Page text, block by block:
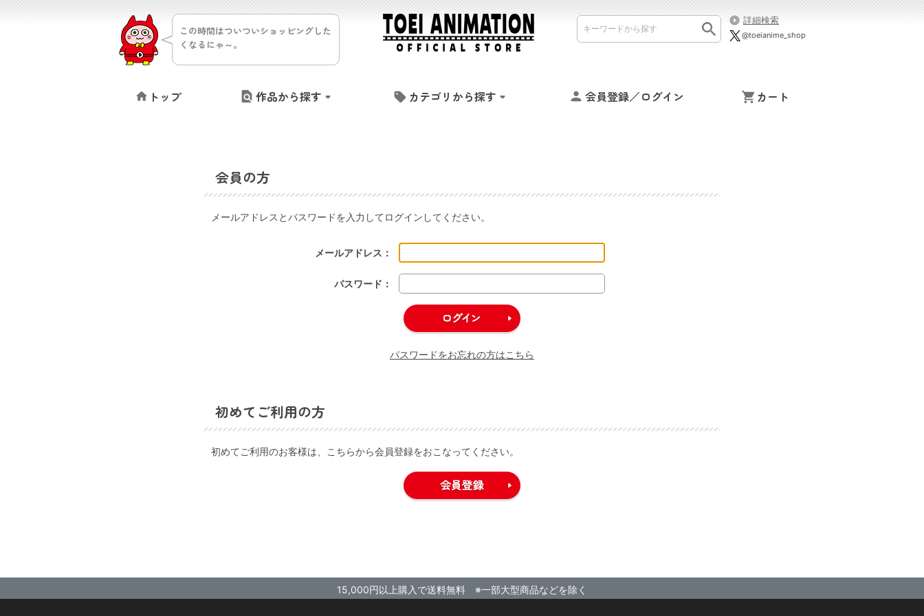
この時間はついついショッピングした
くなるにゃ～。
詳細検索
@toeianime_shop
トップ 作品から探す カテゴリから探す 会員登録／ログイン カート
会員の方
メールアドレスとパスワードを入力してログインしてください。
メールアドレス：
パスワード：
パスワードをお忘れの方はこちら
初めてご利用の方
初めてご利用のお客様は、こちらから会員登録をおこなってください。
15,000円以上購入で送料無料 ※一部大型商品などを除く